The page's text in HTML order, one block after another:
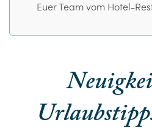
Euer Team vom Hotel-